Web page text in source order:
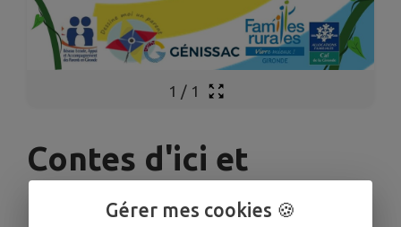
1 / 1
Contes d'ici et
d'ailleurs à 17h
Gérer mes cookies 🍪